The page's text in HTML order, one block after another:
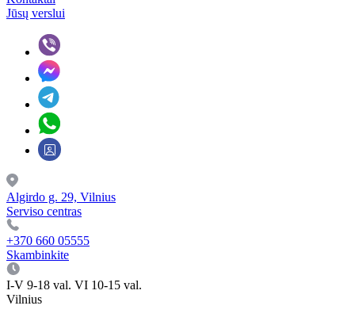
Jūsų verslui
Algirdo g. 29, Vilnius
Serviso centras
+370 660 05555
Skambinkite
I-V 9-18 val. VI 10-15 val.
Vilnius